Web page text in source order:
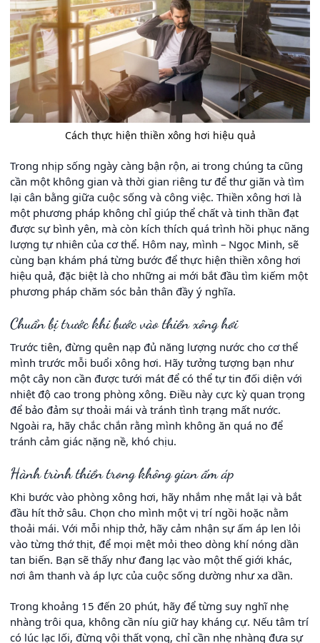
Cách thực hiện thiền xông hơi hiệu quả
Trong nhịp sống ngày càng bận rộn, ai trong chúng ta cũng
cần một không gian và thời gian riêng tư để thư giãn và tìm
lại cân bằng giữa cuộc sống và công việc. Thiền xông hơi là
một phương pháp không chỉ giúp thể chất và tinh thần đạt
được sự bình yên, mà còn kích thích quá trình hồi phục năng
lượng tự nhiên của cơ thể. Hôm nay, mình – Ngọc Minh, sẽ
cùng bạn khám phá từng bước để thực hiện thiền xông hơi
hiệu quả, đặc biệt là cho những ai mới bắt đầu tìm kiếm một
phương pháp chăm sóc bản thân đầy ý nghĩa.
Chuẩn bị trước khi bước vào thiền xông hơi
Trước tiên, đừng quên nạp đủ năng lượng nước cho cơ thể
mình trước mỗi buổi xông hơi. Hãy tưởng tượng bạn như
một cây non cần được tưới mát để có thể tự tin đối diện với
nhiệt độ cao trong phòng xông. Điều này cực kỳ quan trọng
để bảo đảm sự thoải mái và tránh tình trạng mất nước.
Ngoài ra, hãy chắc chắn rằng mình không ăn quá no để
tránh cảm giác nặng nề, khó chịu.
Hành trình thiền trong không gian ấm áp
Khi bước vào phòng xông hơi, hãy nhắm nhẹ mắt lại và bắt
đầu hít thở sâu. Chọn cho mình một vị trí ngồi hoặc nằm
thoải mái. Với mỗi nhịp thở, hãy cảm nhận sự ấm áp len lỏi
vào từng thớ thịt, để mọi mệt mỏi theo dòng khí nóng dần
tan biến. Bạn sẽ thấy như đang lạc vào một thế giới khác,
nơi âm thanh và áp lực của cuộc sống dường như xa dần.
Trong khoảng 15 đến 20 phút, hãy để từng suy nghĩ nhẹ
nhàng trôi qua, không cần níu giữ hay kháng cự. Nếu tâm trí
có lúc lạc lối, đừng vội thất vọng, chỉ cần nhẹ nhàng đưa sự